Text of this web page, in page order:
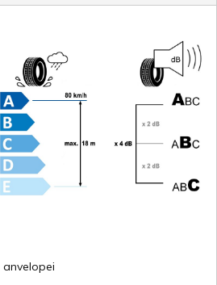
anvelopei